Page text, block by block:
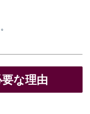
な理由